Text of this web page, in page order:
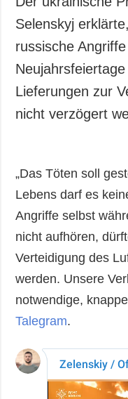
Gesellschaft und
Kultur
Sport
Kriminalität
Notstand und
Interview
Fotos
Video
Selenskyj
russische
Lieferungen zur
nicht verzögert
„Das Töten soll
Lebens darf es
Angriffe selbst
nicht aufhören,
Verteidigung des
werden. Unsere
notwendige,
Talegram.